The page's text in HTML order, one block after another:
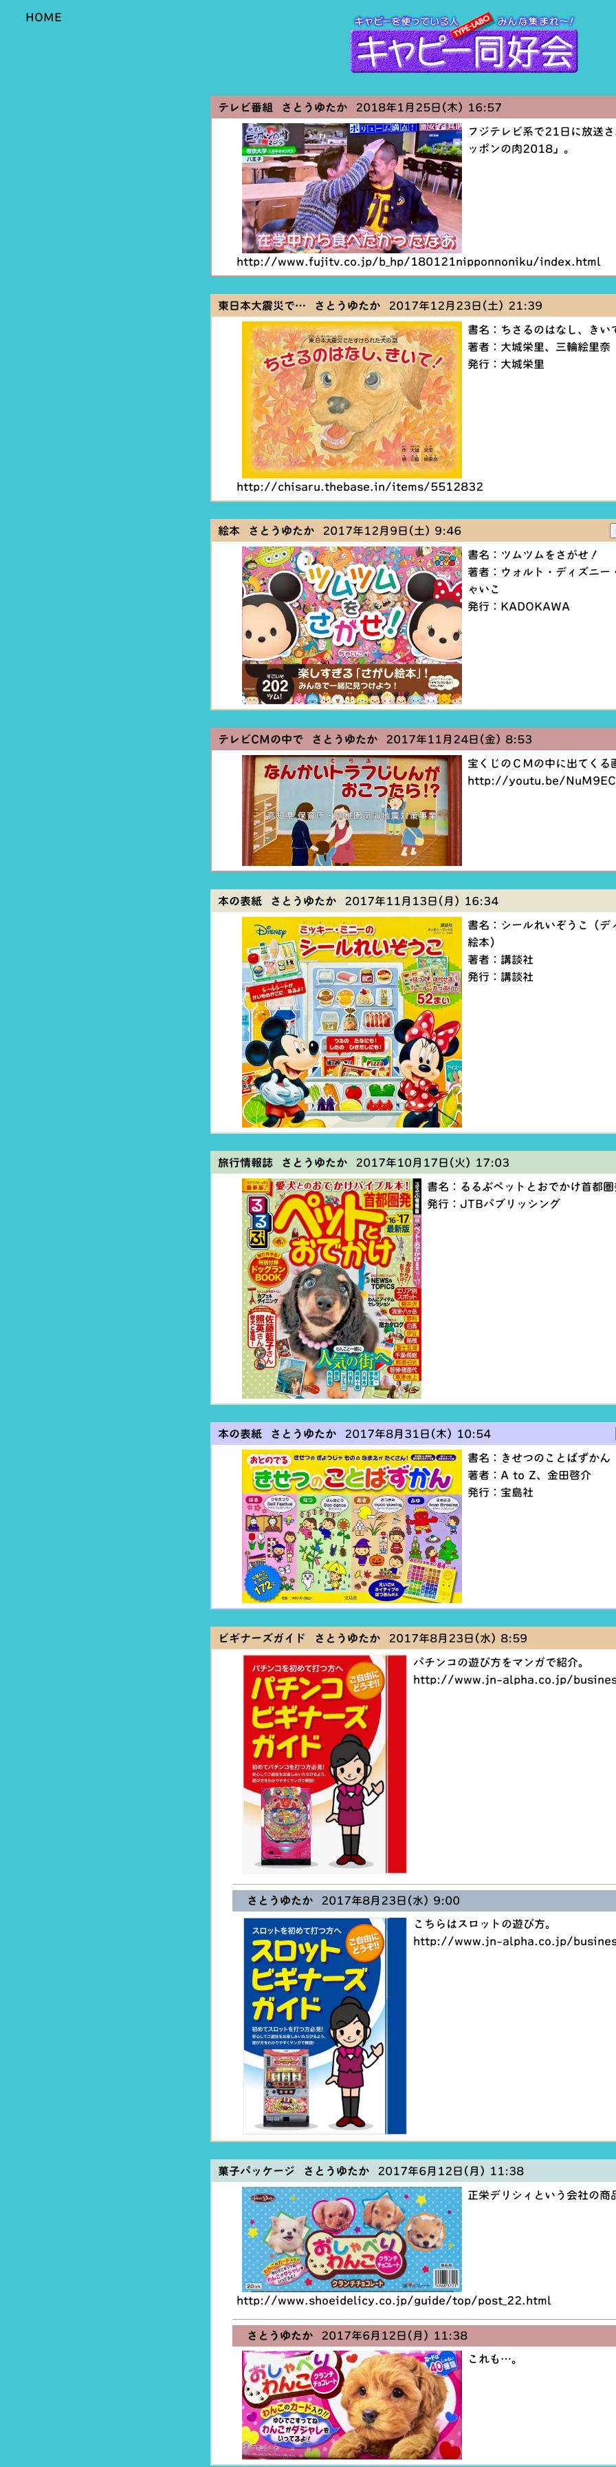
HOME
テレビ番組 さとうゆたか2018年1月25日(木) 16:57
フジテレビ系で21日に放送
ッポンの肉2018」。
http://www.fujitv.co.jp/b_hp/180121nipponnoniku/index.html
東日本大震災で… さとうゆたか2017年12月23日(土) 21:39
書名：ちさるのはなし、きい
著者：大城栄里、三輪絵里奈
発行：大城栄里
http://chisaru.thebase.in/items/5512832
絵本 さとうゆたか2017年12月9日(土) 9:46
書名：ツムツムをさがせ！
著者：ウォルト・ディズニー
ゃいこ
発行：KADOKAWA
テレビCMの中で さとうゆたか2017年11月24日(金) 8:53
宝くじのＣＭの中に出てくる
http://youtu.be/
本の表紙 さとうゆたか2017年11月13日(月) 16:34
書名：シールれいぞうこ（デ
絵本）
著者：講談社
発行：講談社
旅行情報誌 さとうゆたか2017年10月17日(火) 17:03
書名：るるぶペットとおでかけ首都圏
発行：JTBパブリッシング
本の表紙 さとうゆたか2017年8月31日(木) 10:54
書名：きせつのことばずかん
著者：A to Z、金田啓介
発行：宝島社
ビギナーズガイド さとうゆたか2017年8月23日(水) 8:59
パチンコの遊び方をマンガで紹介。
http://www.jn-alpha.co.jp/
さとうゆたか 2017年8月23日(水) 9:00
こちらはスロットの遊び方。
http://www.jn-alpha.co.jp/
菓子パッケージ さとうゆたか2017年6月12日(月) 11:38
正栄デリシィという会社の商
http://www.shoeidelicy.co.jp/guide/top/post_22.html
さとうゆたか 2017年6月12日(月) 11:38
これも…。